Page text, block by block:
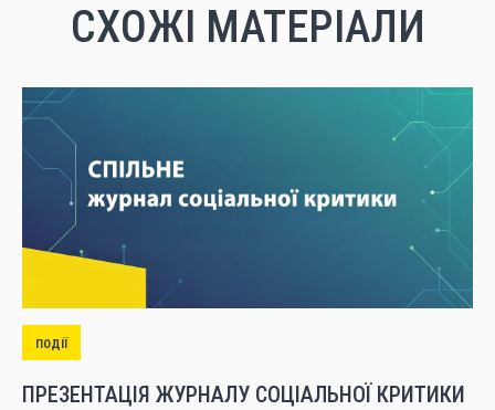
СХОЖІ МАТЕРІАЛИ
ПОДІЇ
ПРЕЗЕНТАЦІЯ ЖУРНАЛУ СОЦІАЛЬНОЇ КРИТИКИ